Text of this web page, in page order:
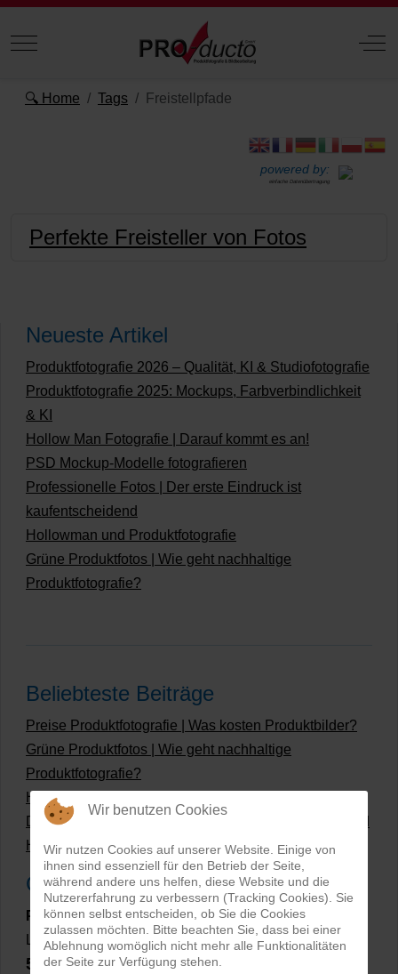
Mobile Menu Toggle Off-
🔍 Home Tags Freistellpfade
powered by:
einfache Datenübertragung
Perfekte Freisteller von Fotos
Neueste Artikel
Produktfotografie 2026 – Qualität, KI & Studiofotografie
Produktfotografie 2025: Mockups, Farbverbindlichkeit
& KI
Hollow Man Fotografie | Darauf kommt es an!
PSD Mockup-Modelle fotografieren
Professionelle Fotos | Der erste Eindruck ist
kaufentscheidend
Hollowman und Produktfotografie
Grüne Produktfotos | Wie geht nachhaltige
Produktfotografie?
Beliebteste Beiträge
Preise Produktfotografie | Was kosten Produktbilder?
Grüne Produktfotos | Wie geht nachhaltige
Produktfotografie?
Hollow Man Fotografie | Darauf kommt es an!
Dateiformate und Bilder mit transparentem Hintergrund
Hollowman und Produktfotografie
Google Rezensionen
PRO-ducto GmbH, Fotografie und Bildbearbeitung in
Lichtenau
5,0⭐⭐⭐⭐⭐bei144 Google-Rezensionen
Wir benutzen Cookies
Wir nutzen Cookies auf unserer Website. Einige von
ihnen sind essenziell für den Betrieb der Seite,
während andere uns helfen, diese Website und die
Nutzererfahrung zu verbessern (Tracking Cookies). Sie
können selbst entscheiden, ob Sie die Cookies
zulassen möchten. Bitte beachten Sie, dass bei einer
Ablehnung womöglich nicht mehr alle Funktionalitäten
der Seite zur Verfügung stehen.